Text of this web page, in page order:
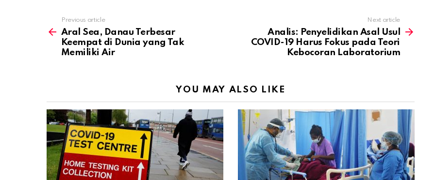
more
Previous article
Aral Sea, Danau Terbesar
Keempat di Dunia yang Tak
Memiliki Air
Next article
Analis: Penyelidikan Asal Usul
COVID-19 Harus Fokus pada Teori
Kebocoran Laboratorium
YOU MAY ALSO LIKE